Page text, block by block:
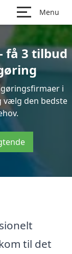
Menu
få 3 tilbud
i
vælg den bedste
til det